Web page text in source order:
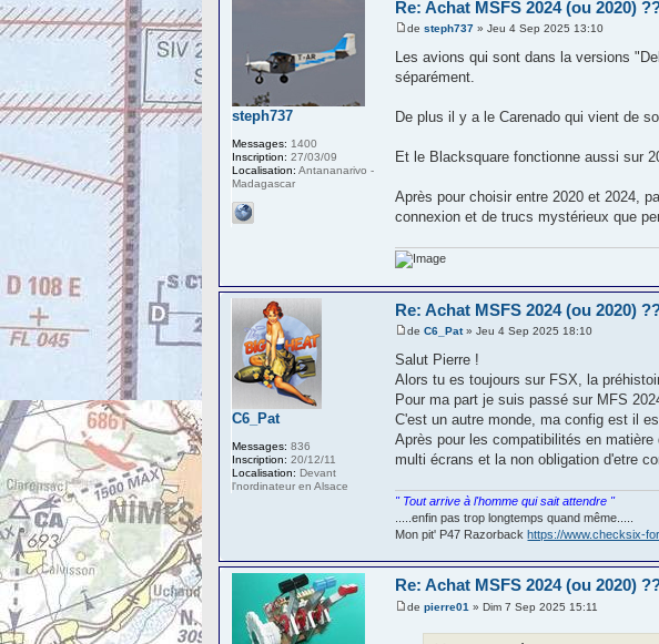
Re: Achat MSFS 2024 (ou 2020)
desteph737 » Jeu 4 Sep 2025 13:10
Les avions qui sont dans la versions
séparément.
De plus il y a le Carenado qui vient de
Et le Blacksquare fonctionne aussi sur
Après pour choisir entre 2020 et 2024,
connexion et de trucs mystérieux que
steph737
Messages: 1400
Inscription: 27/03/09
Localisation: Antananarivo -
Madagascar
Re: Achat MSFS 2024 (ou 2020)
deC6_Pat» Jeu 4 Sep 2025 18:10
Salut Pierre !
Alors tu es toujours sur FSX, la
Pour ma part je suis passé sur MFS
C'est un autre monde, ma config est il
Après pour les compatibilités en
multi écrans et la non obligation d'etre
" Tout arrive à l'homme qui sait attendre "
.....enfin pas trop longtemps quand même.....
Mon pit' P47 Razorbackhttps://www.checksix-
C6_Pat
Messages: 836
Inscription: 20/12/11
Localisation: Devant
l'nordinateur en Alsace
Re: Achat MSFS 2024 (ou 2020)
depierre01 » Dim 7 Sep 2025 15:11